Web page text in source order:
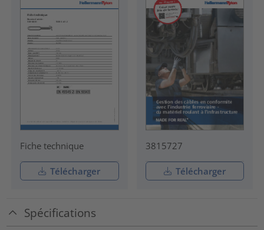
Fiche technique
Télécharger
3815727
Télécharger
Spécifications